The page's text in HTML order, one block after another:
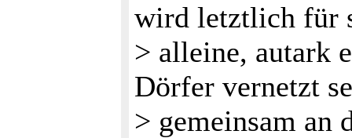
wird letztlich für
> alleine, autark
Dörfer vernetzt
> gemeinsam an